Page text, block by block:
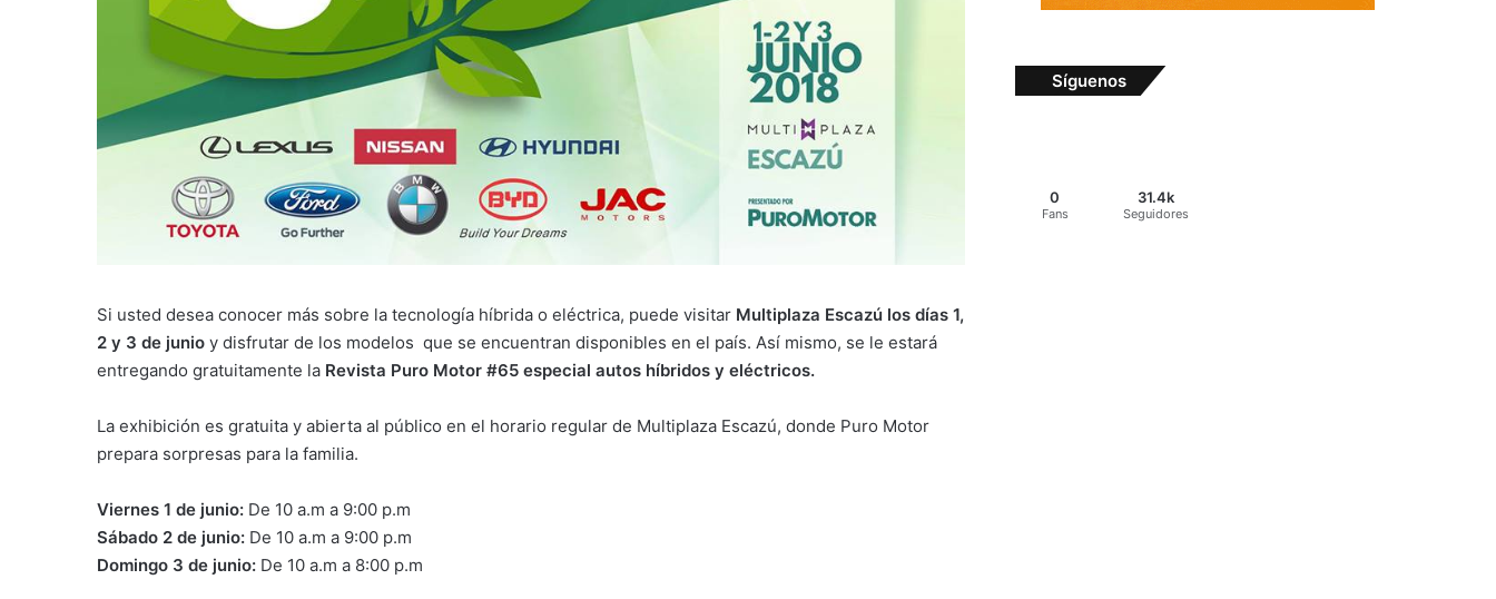
Si usted desea conocer más sobre la tecnología híbrida o eléctrica, puede visitar Multiplaza Escazú los días 1,
2 y 3 de junio y disfrutar de los modelos que se encuentran disponibles en el país. Así mismo, se le estará
entregando gratuitamente la Revista Puro Motor #65 especial autos híbridos y eléctricos.
La exhibición es gratuita y abierta al público en el horario regular de Multiplaza Escazú, donde Puro Motor
prepara sorpresas para la familia.
Viernes 1 de junio: De 10 a.m a 9:00 p.m
Sábado 2 de junio: De 10 a.m a 9:00 p.m
Domingo 3 de junio: De 10 a.m a 8:00 p.m
Síguenos
0
Fans
31.4k
Seguidores